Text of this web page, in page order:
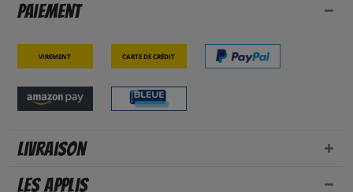
Paiement
Virement Carte de crédit
Livraison
Les applis